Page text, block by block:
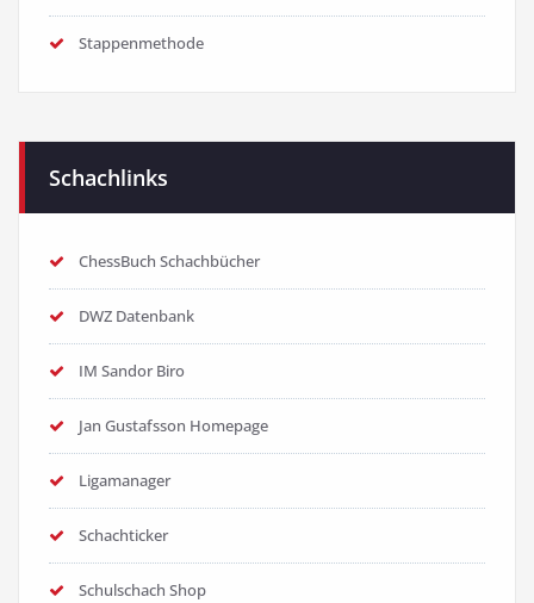
Stappenmethode
Schachlinks
ChessBuch Schachbücher
DWZ Datenbank
IM Sandor Biro
Jan Gustafsson Homepage
Ligamanager
Schachticker
Schulschach Shop